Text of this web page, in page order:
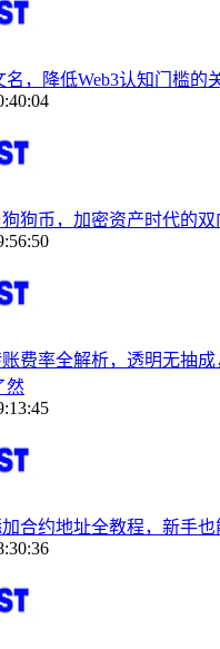
名，降低Web3认知门槛的
狗狗币，加密资产时代的
账费率全解析，透明无抽
然
加合约地址全教程，新手